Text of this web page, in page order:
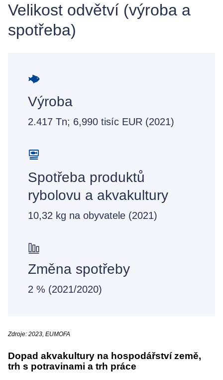
Velikost odvětví (výroba a
spotřeba)
Výroba
2.417 Tn; 6,990 tisíc EUR (2021)
Spotřeba produktů
rybolovu a akvakultury
10,32 kg na obyvatele (2021)
Změna spotřeby
2 % (2021/2020)
Zdroje: 2023, EUMOFA
Dopad akvakultury na hospodářství země,
trh s potravinami a trh práce